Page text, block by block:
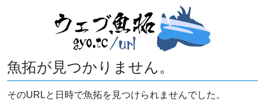
魚拓が見つかりません。
そのURLと日時で魚拓を見つけられませんでした。